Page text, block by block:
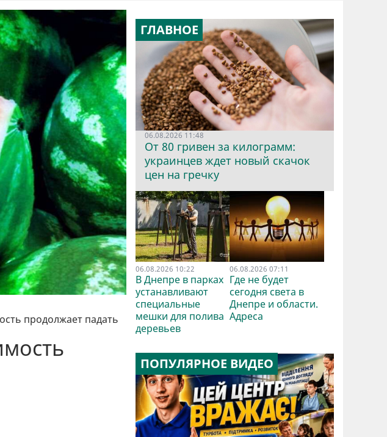
продолжает падать
ГЛАВНОЕ
06.08.2026 11:48
От 80 гривен за килограмм:
украинцев ждет новый скачок
цен на гречку
06.08.2026 10:22
В Днепре в парках
устанавливают
специальные
мешки для полива
деревьев
06.08.2026 07:11
Где не будет
сегодня света в
Днепре и области.
Адреса
ПОПУЛЯРНОЕ ВИДЕО